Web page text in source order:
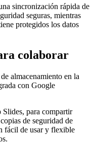
sincronización rápida de
seguras, mientras
protegidos los datos
colaborar
almacenamiento en la
con Google
Slides, para compartir
de seguridad de
fácil de usar y flexible